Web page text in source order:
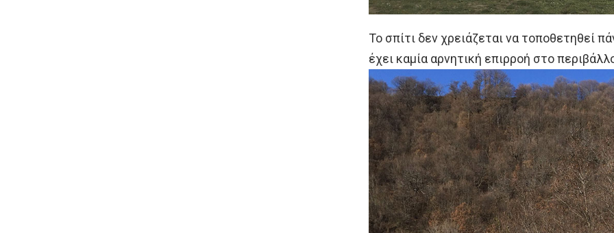
Το σπίτι δεν χρειάζεται να τοποθετηθεί
έχει καμία αρνητική επιρροή στο